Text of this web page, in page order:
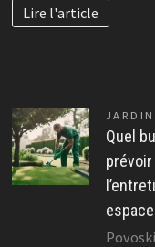
Lire l'article
JARDIN
Quel
Povoski